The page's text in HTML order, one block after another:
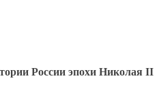
России эпохи Николая II